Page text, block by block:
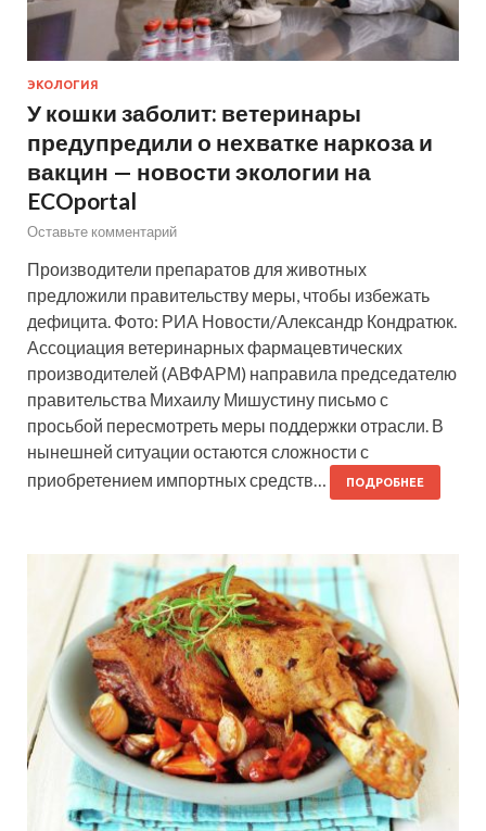
ЭКОЛОГИЯ
У кошки заболит: ветеринары
предупредили о нехватке наркоза и
вакцин — новости экологии на
ECOportal
Оставьте комментарий
Производители препаратов для животных
предложили правительству меры, чтобы избежать
дефицита. Фото: РИА Новости/Александр Кондратюк.
Ассоциация ветеринарных фармацевтических
производителей (АВФАРМ) направила председателю
правительства Михаилу Мишустину письмо с
просьбой пересмотреть меры поддержки отрасли. В
нынешней ситуации остаются сложности с
приобретением импортных средств…
ПОДРОБНЕЕ